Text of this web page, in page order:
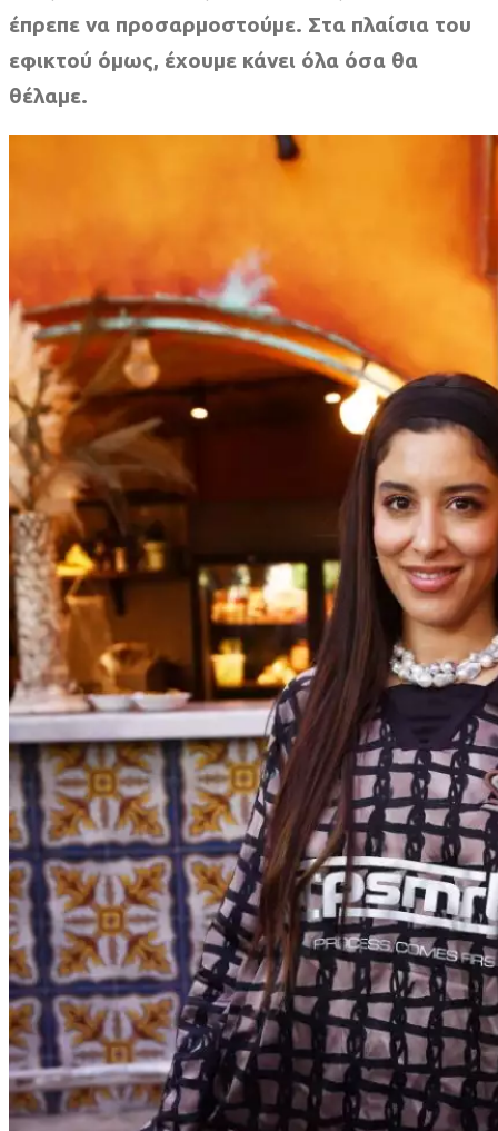
έπρεπε να προσαρμοστούμε. Στα πλαίσια του
εφικτού όμως, έχουμε κάνει όλα όσα θα
θέλαμε.